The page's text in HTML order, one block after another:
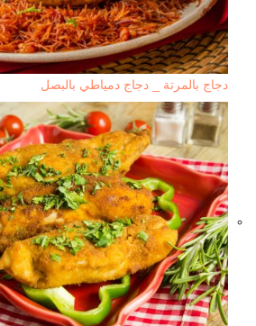
دجاج بالمرتة _ دجاج دمياطي بالبصل